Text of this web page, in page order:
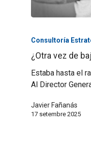
Consultoría
¿Otra vez de
Estaba hasta el
Al Director
Javier Fañanás
17 setembre 2025